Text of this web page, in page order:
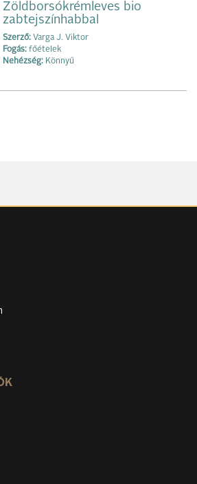
Zöldborsókrémleves bio
zabtejszínhabbal
Szerző: Varga J. Viktor
Fogás: főételek
Nehézség: Könnyű